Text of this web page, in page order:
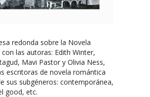
redonda sobre la Novela
las autoras: Edith Winter,
Mavi Pastor y Olivia Ness,
escritoras de novela romántica
sus subgéneros: contemporánea,
good, etc.